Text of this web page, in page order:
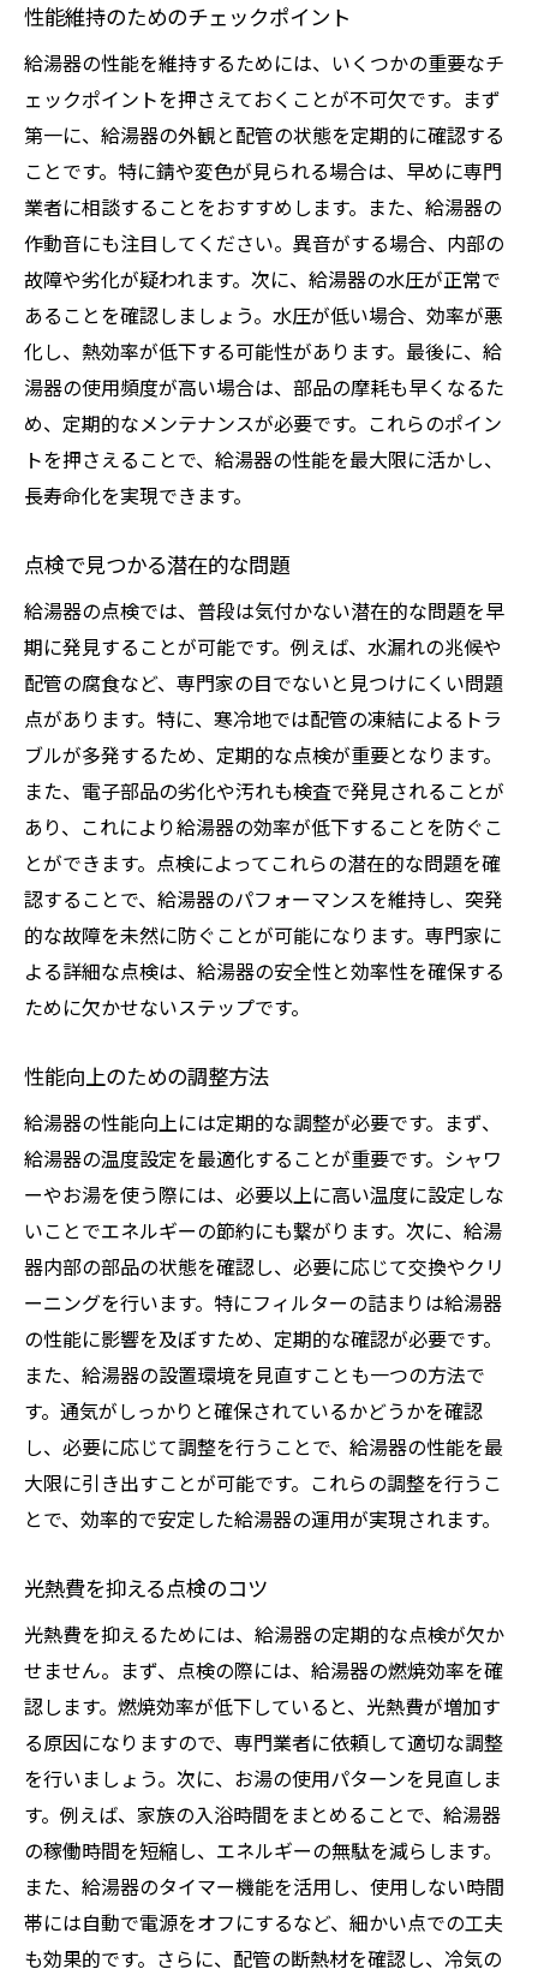
性能維持のためのチェックポイント
給湯器の性能を維持するためには、いくつかの重要なチ
ェックポイントを押さえておくことが不可欠です。まず
第一に、給湯器の外観と配管の状態を定期的に確認する
ことです。特に錆や変色が見られる場合は、早めに専門
業者に相談することをおすすめします。また、給湯器の
作動音にも注目してください。異音がする場合、内部の
故障や劣化が疑われます。次に、給湯器の水圧が正常で
あることを確認しましょう。水圧が低い場合、効率が悪
化し、熱効率が低下する可能性があります。最後に、給
湯器の使用頻度が高い場合は、部品の摩耗も早くなるた
め、定期的なメンテナンスが必要です。これらのポイン
トを押さえることで、給湯器の性能を最大限に活かし、
長寿命化を実現できます。
点検で見つかる潜在的な問題
給湯器の点検では、普段は気付かない潜在的な問題を早
期に発見することが可能です。例えば、水漏れの兆候や
配管の腐食など、専門家の目でないと見つけにくい問題
点があります。特に、寒冷地では配管の凍結によるトラ
ブルが多発するため、定期的な点検が重要となります。
また、電子部品の劣化や汚れも検査で発見されることが
あり、これにより給湯器の効率が低下することを防ぐこ
とができます。点検によってこれらの潜在的な問題を確
認することで、給湯器のパフォーマンスを維持し、突発
的な故障を未然に防ぐことが可能になります。専門家に
よる詳細な点検は、給湯器の安全性と効率性を確保する
ために欠かせないステップです。
性能向上のための調整方法
給湯器の性能向上には定期的な調整が必要です。まず、
給湯器の温度設定を最適化することが重要です。シャワ
ーやお湯を使う際には、必要以上に高い温度に設定しな
いことでエネルギーの節約にも繋がります。次に、給湯
器内部の部品の状態を確認し、必要に応じて交換やクリ
ーニングを行います。特にフィルターの詰まりは給湯器
の性能に影響を及ぼすため、定期的な確認が必要です。
また、給湯器の設置環境を見直すことも一つの方法で
す。通気がしっかりと確保されているかどうかを確認
し、必要に応じて調整を行うことで、給湯器の性能を最
大限に引き出すことが可能です。これらの調整を行うこ
とで、効率的で安定した給湯器の運用が実現されます。
光熱費を抑える点検のコツ
光熱費を抑えるためには、給湯器の定期的な点検が欠か
せません。まず、点検の際には、給湯器の燃焼効率を確
認します。燃焼効率が低下していると、光熱費が増加す
る原因になりますので、専門業者に依頼して適切な調整
を行いましょう。次に、お湯の使用パターンを見直しま
す。例えば、家族の入浴時間をまとめることで、給湯器
の稼働時間を短縮し、エネルギーの無駄を減らします。
また、給湯器のタイマー機能を活用し、使用しない時間
帯には自動で電源をオフにするなど、細かい点での工夫
も効果的です。さらに、配管の断熱材を確認し、冷気の